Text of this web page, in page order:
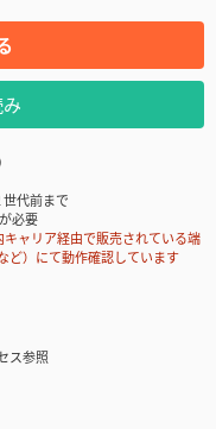
代前まで
必要
ャリア経由で販売されている端
ど）にて動作確認しています
ス参照